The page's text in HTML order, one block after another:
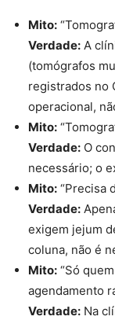
Mito:
Verdade: A
(tomógrafos
registrados no
operacional,
Mito:
Verdade: O
necessário; o
Mito: “Precisa
Verdade:
exigem jejum
coluna, não é
Mito: “Só
agendamento
Verdade: Na